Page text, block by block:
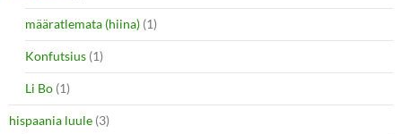
määratlemata (hiina) (1)
Konfutsius (1)
Li Bo (1)
hispaania luule (3)